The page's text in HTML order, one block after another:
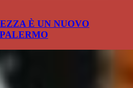
È UN NUOVO